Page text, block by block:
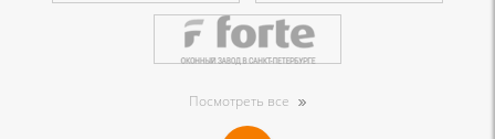
Посмотреть все